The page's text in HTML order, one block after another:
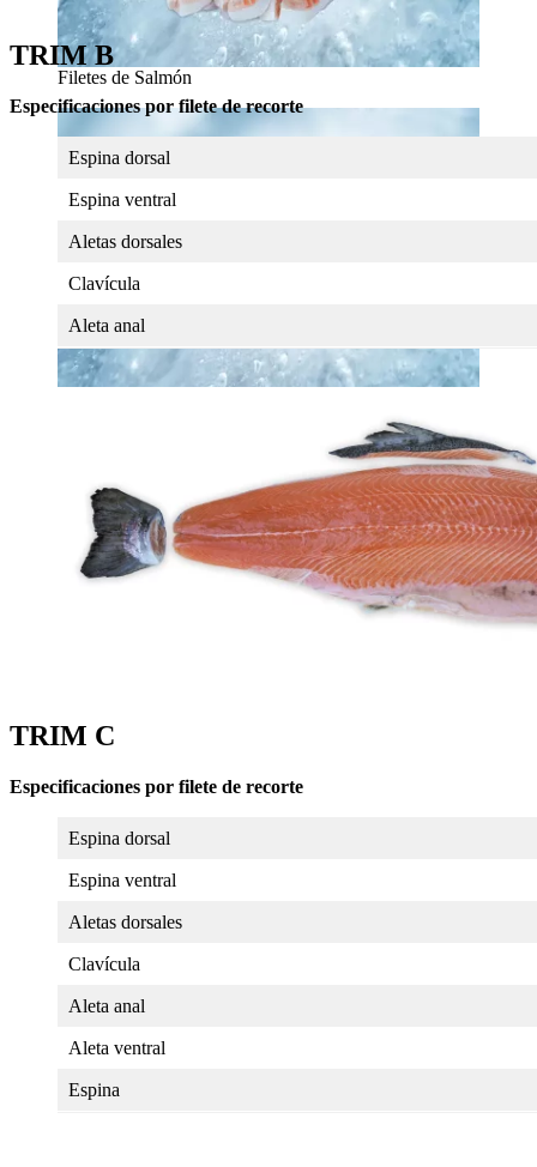
Filetes de Salmón
TRIM B
Especificaciones por filete de recorte
Espina dorsal
Espina ventral
Aletas dorsales
Clavícula
Aleta anal
TRIM C
Especificaciones por filete de recorte
Espina dorsal
Espina ventral
Aletas dorsales
Clavícula
Aleta anal
Aleta ventral
Espina